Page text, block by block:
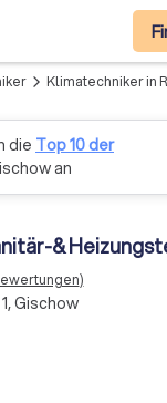
arrow_forward_ios Klimatechniker in
die Top 10 der
an
&
)
Gischow